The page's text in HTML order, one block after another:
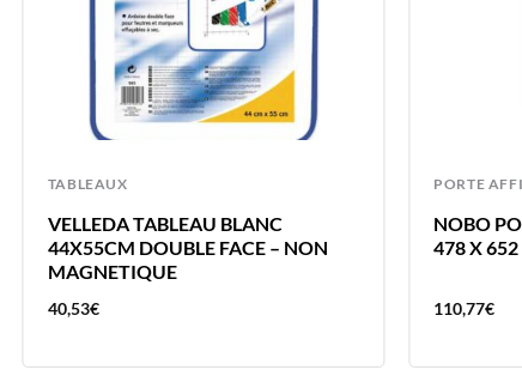
TABLEAUX
VELLEDA TABLEAU BLANC
44X55CM DOUBLE FACE – NON
MAGNETIQUE
40,53€
PORTE
NOBO
478 X
110,77€